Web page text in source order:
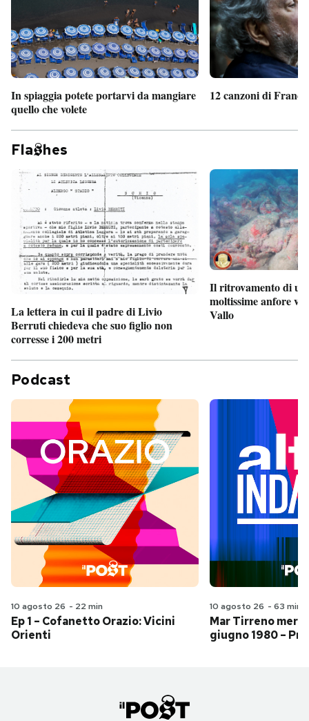
In spiaggia potete portarvi da mangiare
quello che volete
12 canzoni di
Fla hes
La lettera in cui il padre di Livio
Berruti chiedeva che suo figlio non
corresse i 200 metri
Il ritrovamento di
moltissime anfore
Vallo
Podcast
10 agosto 26 - 22 min
Ep 1 – Cofanetto Orazio: Vicini
Orienti
10 agosto 26 - 63 min
Mar Tirreno
giugno 1980 –